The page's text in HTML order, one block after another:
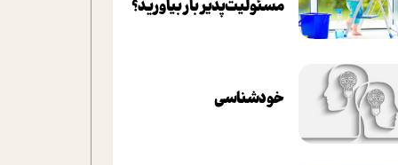
مسئولیت‌پذیر بار بیاورید؟
خودشناسی